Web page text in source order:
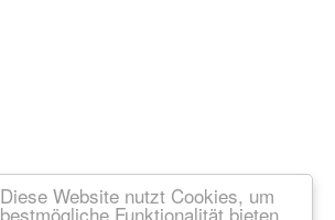
Diese Website nutzt Cookies, um
bestmögliche Funktionalität bieten